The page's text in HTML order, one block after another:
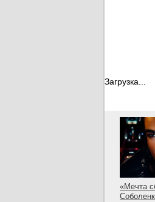
Загрузка...
«Мечта